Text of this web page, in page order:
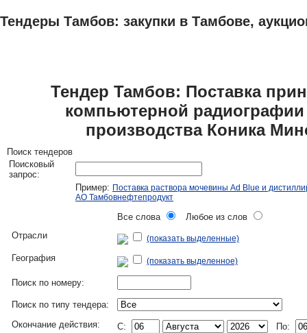
Тендеры Тамбов: закупки в Тамбове,
Тендер Тамбов: Поставка
компьютерной радиографии
производства Коника
Поиск тендеров
Поисковый
запрос:
Пример: Поставка раствора мочевины Ad Blue и
АО Тамбовнефтепродукт
Все слова
Любое из слов
Отрасли
(показать выделенные)
География (показать выделенное)
Поиск по номеру:
Поиск по типу тендера:
Окончание действия:
C:
По: